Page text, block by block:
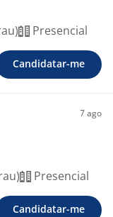
Presencial
Candidatar-me
7 ago
Presencial
Candidatar-me